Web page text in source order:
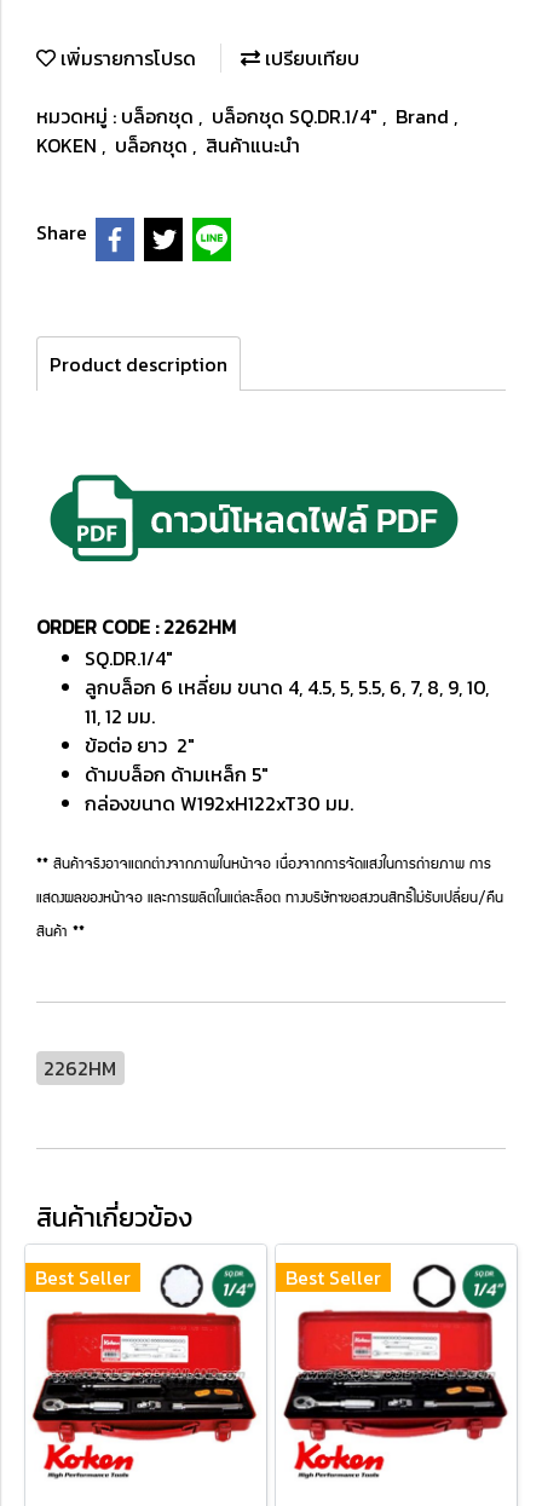
เพิ่มรายการโปรด
เปรียบเทียบ
หมวดหมู่ : บล็อกชุด , บล็อกชุด SQ.DR.1/4" , Brand ,
KOKEN , บล็อกชุด , สินค้าแนะนำ
Share
Product description
ORDER CODE : 2262HM
SQ.DR.1/4"
ลูกบล็อก 6 เหลี่ยม ขนาด 4, 4.5, 5, 5.5, 6, 7, 8, 9, 10,
11, 12 มม.
ข้อต่อ ยาว 2"
ด้ามบล็อก ด้ามเหล็ก 5"
กล่องขนาด W192xH122xT30 มม.
** สินค้าจริงอาจแตกต่างจากภาพในหน้าจอ เนื่องจากการจัดแสงในการถ่ายภาพ การ
แสดงผลของหน้าจอ และการผลิตในแต่ละล็อต ทางบริษัทฯขอสงวนสิทธิ์ไม่รับเปลี่ยน/คืน
สินค้า **
2262HM
สินค้าเกี่ยวข้อง
Best Seller Best Seller